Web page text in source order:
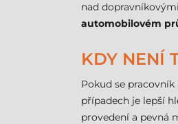
nad
automobilovém
KDY NENÍ
Pokud se
případech je lepší
provedení a pevná